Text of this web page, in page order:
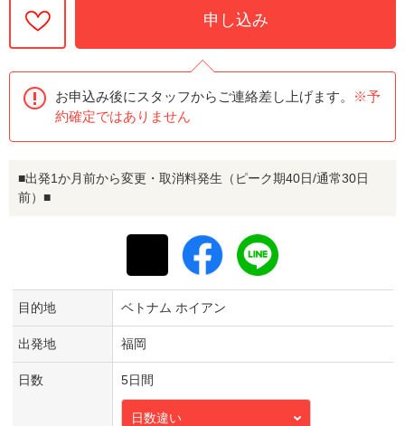
申し込み
お申込み後にスタッフからご連絡差し上げます。
※予
約確定ではありません
■出発1か月前から変更・取消料発生（ピーク期40日/通常30日
前）■
目的地 ベトナム ホイアン
出発地 福岡
日数 5日間
日数違い